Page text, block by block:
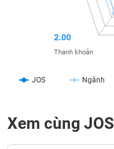
JOS Ngành
2.00
Thanh khoản
Xem cùng JOS